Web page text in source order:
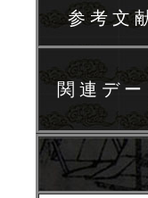
参 考 文
関 連 デ ー